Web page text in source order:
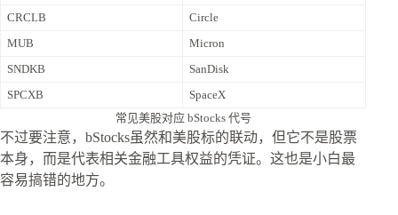
CRCLB
Circle
MUB
Micron
SNDKB
SanDisk
SPCXB
SpaceX
常见美股对应 bStocks 代号
不过要注意，bStocks虽然和美股标的联动，但它不是股票
本身，而是代表相关金融工具权益的凭证。这也是小白最
容易搞错的地方。